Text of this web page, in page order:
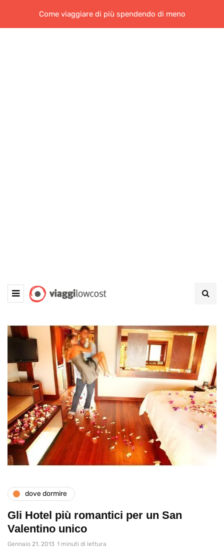
Come viaggiare di più spendendo di meno
dove dormire
Gli Hotel più romantici per un San
Valentino unico
Gennaio 21, 2013 1 minuti di lettura